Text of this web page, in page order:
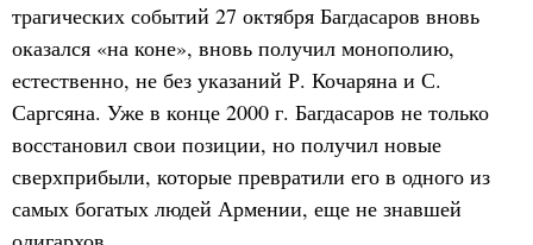
трагических событий 27 октября Багдасаров вновь
оказался «на коне», вновь получил монополию,
естественно, не без указаний Р. Кочаряна и С.
Саргсяна. Уже в конце 2000 г. Багдасаров не только
восстановил свои позиции, но получил новые
сверхприбыли, которые превратили его в одного из
самых богатых людей Армении, еще не знавшей